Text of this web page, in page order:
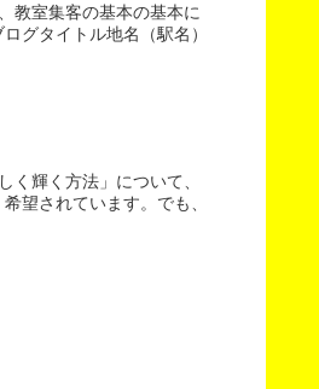
教室集客の基本の基本に
グタイトル地名（駅名）
輝く方法」について、
望されています。でも、